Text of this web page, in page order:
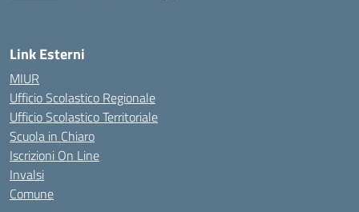
Link Esterni
MIUR
Ufficio Scolastico Regionale
Ufficio Scolastico Territoriale
Scuola in Chiaro
Iscrizioni On Line
Invalsi
Comune